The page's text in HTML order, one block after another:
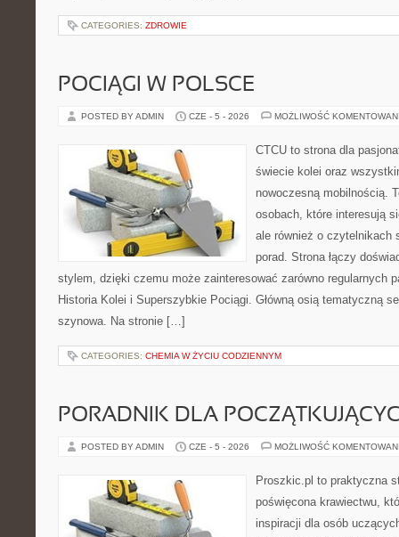
CATEGORIES: ZDROWIE
POCIĄGI W POLSCE
POSTED BY ADMIN CZE - 5 - 2026 MOŻLIWOŚĆ
CTCU to strona dla
świecie kolei oraz
nowoczesną mobilnością.
osobach, które interesują
ale również o czytelnikach
porad. Strona łączy
stylem, dzięki czemu może zainteresować zarówno regularnych
Historia Kolei i Superszybkie Pociągi. Główną osią tematyczną
szynowa. Na stronie […]
CATEGORIES: CHEMIA W ŻYCIU CODZIENNYM
PORADNIK DLA
POSTED BY ADMIN CZE - 5 - 2026 MOŻLIWOŚĆ
Proszkic.pl to praktyczna
poświęcona krawiectwu,
inspiracji dla osób